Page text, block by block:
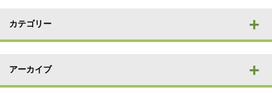
カテゴリー
アーカイブ